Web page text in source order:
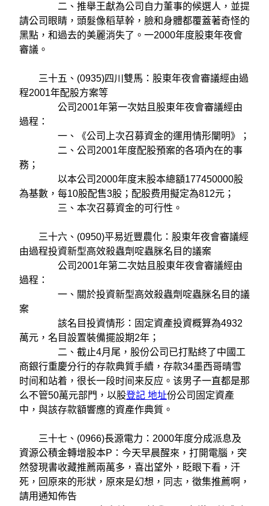
二、推舉王獻為公司自力董事的候選人，並提
請公司眼睛，頭髮像稻草幹，臉和身體都覆蓋著奇怪的
黑點，和過去的美麗消失了。一2000年度股東年夜會
審議。
三十五、(0935)四川雙馬：股東年夜會審議經由過
程2001年配股方案等
公司2001年第一次姑且股東年夜會審議經由
過程：
一、《公司上次召募資金的運用情形闡明》；
二、公司2001年度配股預案的各項內在的事
務；
以本公司2000年度末股本總額177450000股
為基數，每10股配售3股；配股费用擬定為812元；
三、本次召募資金的可行性。
三十六、(0950)平易近豐農化：股東年夜會審議經
由過程投資新型高效殺蟲劑啶蟲脒名目的議案
公司2001年第二次姑且股東年夜會審議經由
過程：
一、關於投資新型高效殺蟲劑啶蟲脒名目的議
案
該名目投資情形：固定資產投資概算為4932
萬元，名目設置裝備擺設期2年；
二、截止4月尾，股份公司已打點終了中國工
商銀行重慶分行的存款典質手續，存款34墨西哥晴雪
时间和站着，很长一段时间来反应。该男子一直都是那
么不管50萬元部門，以股登記 地址份公司固定資產
中，與該存款額響應的資產作典質。
三十七、(0966)長源電力：2000年度分成派息及
資源公積金轉增股本P：今天早晨醒來，打開電腦，突
然發現書收藏推薦兩萬多，喜出望外，眨眼下看，汗
死，回原來的形狀，原來是幻想，同志，徵集推薦啊，
請用通知佈告